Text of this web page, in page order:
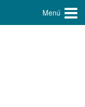
Menú